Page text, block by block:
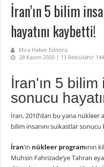
İran’ın 5 bilim
hayatını kaybetti!
Mira Haber Editörü
28 Kasım 2020 | 13 Rebiülahir
İran'ın 5 bilim
sonucu
İran, 2010’dan bu yana nükleer
bilim insanını suikastlar
İran‘ın nükleer programının
Muhsin Fahrizade’ye Tahran